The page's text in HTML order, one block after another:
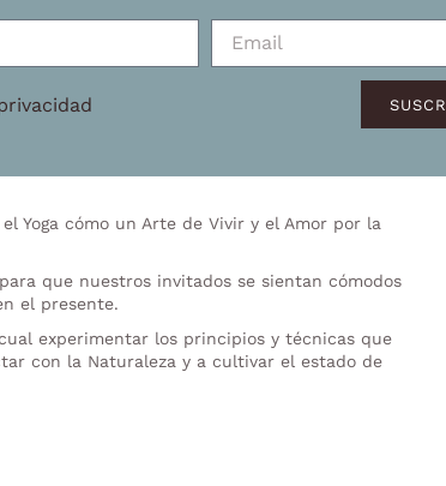
Yoga cómo un Arte de Vivir y el Amor por la
que nuestros invitados se sientan cómodos
el presente.
experimentar los principios y técnicas que
con la Naturaleza y a cultivar el estado de